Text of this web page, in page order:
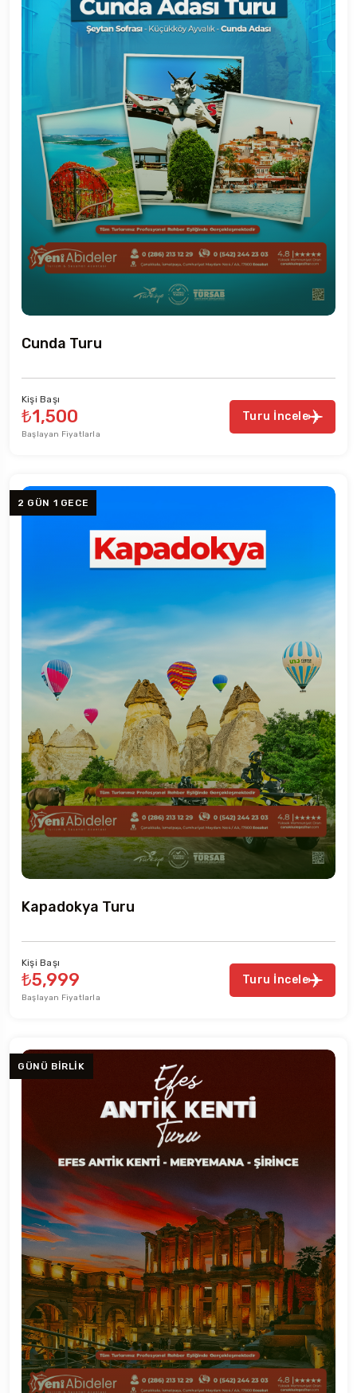
Cunda Turu
Kişi Başı
₺1,500
Başlayan Fiyatlarla
Turu İncele
2 GÜN 1 GECE
Kapadokya Turu
Kişi Başı
₺5,999
Başlayan Fiyatlarla
Turu İncele
GÜNÜ BIRLIK